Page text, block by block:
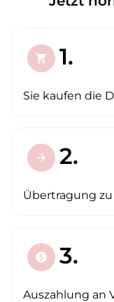
shopping_cart 1.
Sie kaufen die
arrow_forward 2.
Übertragung
paid 3.
Auszahlung an